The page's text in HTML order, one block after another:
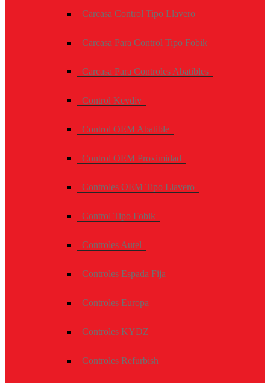
Carcasa Control Tipo Llavero
Carcasa Para Control Tipo Fobik
Carcasa Para Controles Abatibles
Control Keydiy
Control OEM Abatible
Control OEM Proximidad
Controles OEM Tipo Llavero
Control Tipo Fobik
Controles Autel
Controles Espada Fija
Controles Europa
Controles KYDZ
Controles Refurbish